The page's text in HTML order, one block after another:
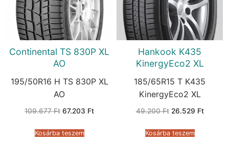
Continental TS 830P XL
AO
195/50R16 H TS 830P XL
AO
109.677Ft Original
109.677 Ft.
67.203 FtCurrent
Kosárba teszem
Hankook K435
KinergyEco2 XL
185/65R15 T K435
KinergyEco2 XL
49.200Ft Original
49.200 Ft.
26.529 FtCurrent
Kosárba teszem